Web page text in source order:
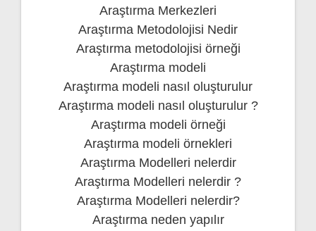
Araştırma Merkezleri
Araştırma Metodolojisi Nedir
Araştırma metodolojisi örneği
Araştırma modeli
Araştırma modeli nasıl oluşturulur
Araştırma modeli nasıl oluşturulur ?
Araştırma modeli örneği
Araştırma modeli örnekleri
Araştırma Modelleri nelerdir
Araştırma Modelleri nelerdir ?
Araştırma Modelleri nelerdir?
Araştırma neden yapılır